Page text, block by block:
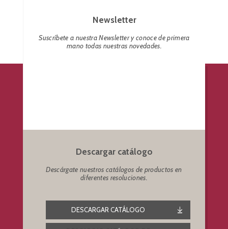
Newsletter
Suscríbete a nuestra Newsletter y conoce de primera
mano todas nuestras novedades.
Descargar catálogo
Descárgate nuestros catálogos de productos en
diferentes resoluciones.
DESCARGAR CATÁLOGO